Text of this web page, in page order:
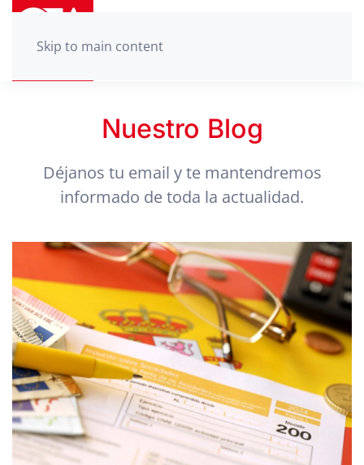
Skip to main content
Nuestro Blog
Déjanos tu email y te mantendremos
informado de toda la actualidad.